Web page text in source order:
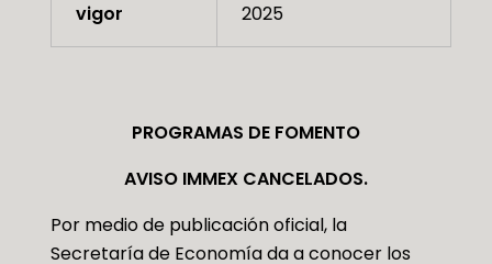
vigor
2025
PROGRAMAS DE FOMENTO
AVISO IMMEX CANCELADOS.
Por medio de publicación oficial, la
Secretaría de Economía da a conocer los